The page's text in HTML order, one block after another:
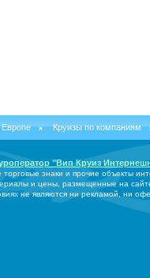
Круизы по компаниям
"Вип Круиз
торговые знаки и прочие объекты
и цены, размещенные на
не являются ни рекламой, ни